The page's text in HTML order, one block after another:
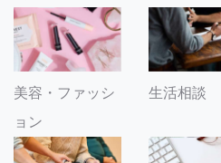
美容・ファッシ
ョン
生活相談